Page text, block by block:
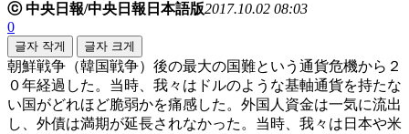
ⓒ 中央日報/中央日報日本語版2017.10.02 08:03
0
글자 작게 글자 크게
朝鮮戦争（韓国戦争）後の最大の国難という通貨危機から２
０年経過した。当時、我々はドルのような基軸通貨を持たな
い国がどれほど脆弱かを痛感した。外国人資金は一気に流出
し、外債は満期が延長されなかった。当時、我々は日本や米